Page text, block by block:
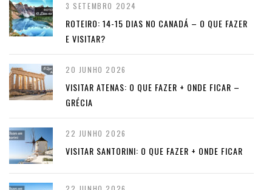
3 SETEMBRO 2024
ROTEIRO: 14-15 DIAS NO CANADÁ – O QUE FAZER
E VISITAR?
20 JUNHO 2026
VISITAR ATENAS: O QUE FAZER + ONDE FICAR –
GRÉCIA
22 JUNHO 2026
VISITAR SANTORINI: O QUE FAZER + ONDE FICAR